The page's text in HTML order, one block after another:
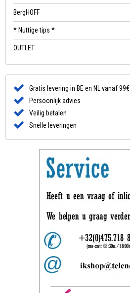
BergHOFF
* Nuttige tips *
OUTLET
Gratis levering in BE en NL vanaf 99€
Persoonlijk advies
Veilig betalen
Snelle leveringen